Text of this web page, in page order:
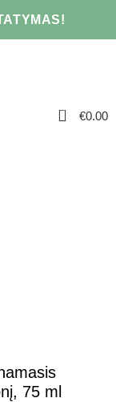
0 €0.00
75 ml